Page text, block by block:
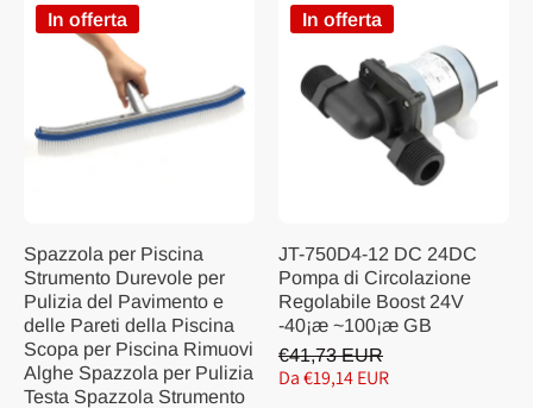
In offerta
Spazzola per Piscina
Strumento Durevole per
Pulizia del Pavimento e
delle Pareti della Piscina
Scopa per Piscina Rimuovi
Alghe Spazzola per Pulizia
Testa Spazzola Strumento
In offerta
JT-750D4-12 DC 24DC
Pompa di Circolazione
Regolabile Boost 24V
-40¡æ ~100¡æ GB
€41,73 EUR
Da €19,14 EUR